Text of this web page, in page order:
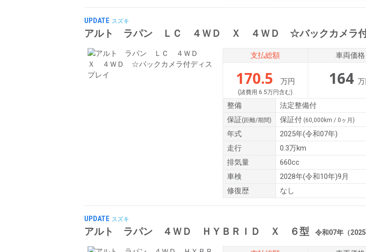
UPDATE スズキ
アルト ラパン ＬＣ ４ＷＤ Ｘ ４ＷＤ ☆バックカメラ付
支払総額
170.5 万円
(諸費用 6.5万円含む)
車両価格
164 万
整備
法定整備付
保証(距離/期間) 保証付(60,000km / 0ヶ月)
年式
2025年(令和07年)
走行
0.3万km
排気量
660cc
車検
2028年(令和10年)9月
修復歴
なし
UPDATE スズキ
アルト ラパン ４ＷＤ ＨＹＢＲＩＤ Ｘ ６型 令和07年（